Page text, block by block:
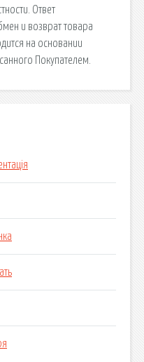
Ответ
и возврат товара
на основании
Покупателем.